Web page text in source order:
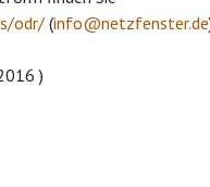
odr/ (info@netzfenster.de
)